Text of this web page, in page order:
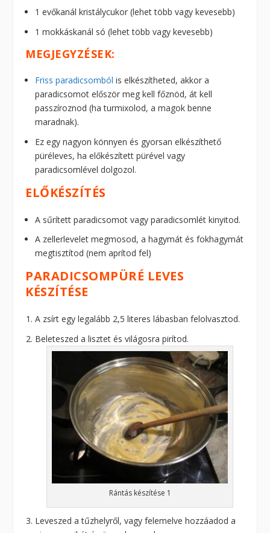
1 evőkanál kristálycukor (lehet több vagy kevesebb)
1 mokkáskanál só (lehet több vagy kevesebb)
MEGJEGYZÉSEK:
Friss paradicsomból is elkészítheted, akkor a
paradicsomot először meg kell főznöd, át kell
passzíroznod (ha turmixolod, a magok benne
maradnak).
Ez egy nagyon könnyen és gyorsan elkészíthető
püréleves, ha előkészített pürével vagy
paradicsomlével dolgozol.
ELŐKÉSZÍTÉS
A sűrített paradicsomot vagy paradicsomlét kinyitod.
A zellerlevelet megmosod, a hagymát és fokhagymát
megtisztítod (nem aprítod fel)
PARADICSOMPÜRÉ LEVES
KÉSZÍTÉSE
A zsírt egy legalább 2,5 literes lábasban felolvasztod.
Beleteszed a lisztet és világosra pirítod.
Rántás készítése 1
Leveszed a tűzhelyről, vagy felemelve hozzáadod a